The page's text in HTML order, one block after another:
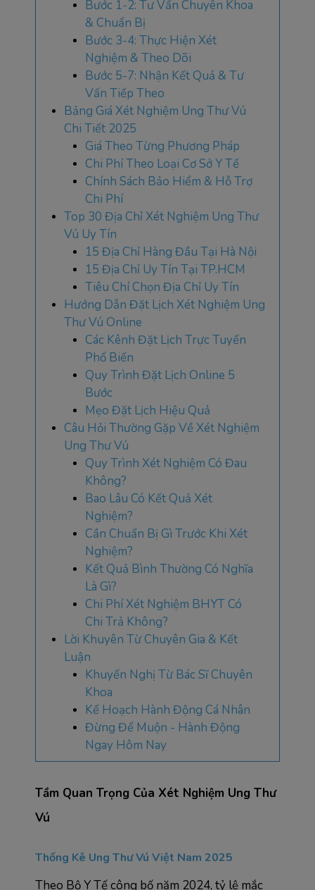
Bước 1-2: Tư Vấn Chuyên Khoa
& Chuẩn Bị
Bước 3-4: Thực Hiện Xét
Nghiệm & Theo Dõi
Bước 5-7: Nhận Kết Quả & Tư
Vấn Tiếp Theo
Bảng Giá Xét Nghiệm Ung Thư Vú
Chi Tiết 2025
Giá Theo Từng Phương Pháp
Chi Phí Theo Loại Cơ Sở Y Tế
Chính Sách Bảo Hiểm & Hỗ Trợ
Chi Phí
Top 30 Địa Chỉ Xét Nghiệm Ung Thư
Vú Uy Tín
15 Địa Chỉ Hàng Đầu Tại Hà Nội
15 Địa Chỉ Uy Tín Tại TP.HCM
Tiêu Chí Chọn Địa Chỉ Uy Tín
Hướng Dẫn Đặt Lịch Xét Nghiệm Ung
Thư Vú Online
Các Kênh Đặt Lịch Trực Tuyến
Phổ Biến
Quy Trình Đặt Lịch Online 5
Bước
Mẹo Đặt Lịch Hiệu Quả
Câu Hỏi Thường Gặp Về Xét Nghiệm
Ung Thư Vú
Quy Trình Xét Nghiệm Có Đau
Không?
Bao Lâu Có Kết Quả Xét
Nghiệm?
Cần Chuẩn Bị Gì Trước Khi Xét
Nghiệm?
Kết Quả Bình Thường Có Nghĩa
Là Gì?
Chi Phí Xét Nghiệm BHYT Có
Chi Trả Không?
Lời Khuyên Từ Chuyên Gia & Kết
Luận
Khuyến Nghị Từ Bác Sĩ Chuyên
Khoa
Kế Hoạch Hành Động Cá Nhân
Đừng Để Muộn - Hành Động
Ngay Hôm Nay
Tầm Quan Trọng Của Xét Nghiệm Ung Thư
Vú
Thống Kê Ung Thư Vú Việt Nam 2025
Theo Bộ Y Tế công bố năm 2024, tỷ lệ mắc